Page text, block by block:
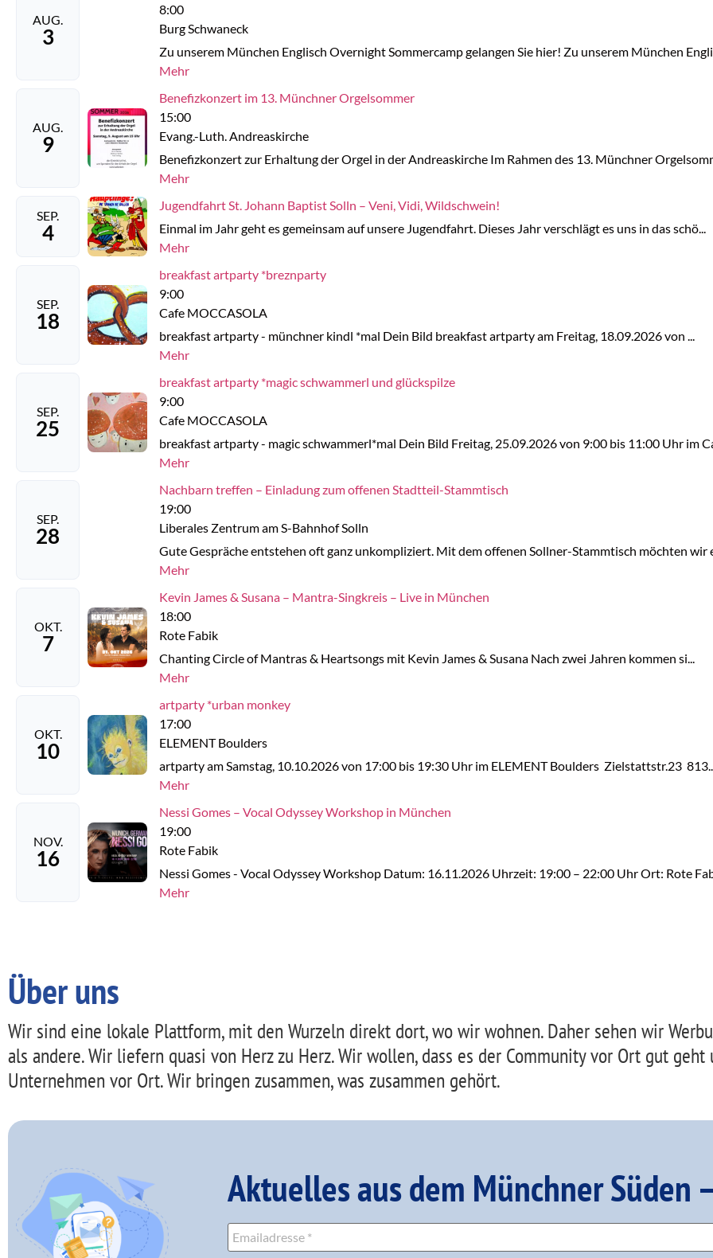
AUG.
3
8:00
Burg Schwaneck
Zu unserem München Englisch Overnight Sommercamp gelangen Sie hier! Zu unserem München
Mehr
AUG.
9
Benefizkonzert im 13. Münchner Orgelsommer
15:00
Evang.-Luth. Andreaskirche
Benefizkonzert zur Erhaltung der Orgel in der Andreaskirche Im Rahmen des 13. Münchner
Mehr
SEP.
4
Jugendfahrt St. Johann Baptist Solln – Veni, Vidi, Wildschwein!
Einmal im Jahr geht es gemeinsam auf unsere Jugendfahrt. Dieses Jahr verschlägt es uns in das schö...
Mehr
SEP.
18
breakfast artparty *breznparty
9:00
Cafe MOCCASOLA
breakfast artparty - münchner kindl *mal Dein Bild breakfast artparty am Freitag, 18.09.2026 von ...
Mehr
SEP.
25
breakfast artparty *magic schwammerl und glückspilze
9:00
Cafe MOCCASOLA
breakfast artparty - magic schwammerl*mal Dein Bild Freitag, 25.09.2026 von 9:00 bis 11:00 Uhr im
Mehr
SEP.
28
Nachbarn treffen – Einladung zum offenen Stadtteil-Stammtisch
19:00
Liberales Zentrum am S-Bahnhof Solln
Gute Gespräche entstehen oft ganz unkompliziert. Mit dem offenen Sollner-Stammtisch möchten wir
Mehr
OKT.
7
Kevin James & Susana – Mantra-Singkreis – Live in München
18:00
Rote Fabik
Chanting Circle of Mantras & Heartsongs mit Kevin James & Susana Nach zwei Jahren kommen si...
Mehr
OKT.
10
artparty *urban monkey
17:00
ELEMENT Boulders
artparty am Samstag, 10.10.2026 von 17:00 bis 19:30 Uhr im ELEMENT Boulders Zielstattstr.23
Mehr
NOV.
16
Nessi Gomes – Vocal Odyssey Workshop in München
19:00
Rote Fabik
Nessi Gomes - Vocal Odyssey Workshop Datum: 16.11.2026 Uhrzeit: 19:00 – 22:00 Uhr Ort: Rote
Mehr
Über uns
Wir sind eine lokale Plattform, mit den Wurzeln direkt dort, wo wir wohnen. Daher sehen wir
als andere. Wir liefern quasi von Herz zu Herz. Wir wollen, dass es der Community vor Ort gut geht
Unternehmen vor Ort. Wir bringen zusammen, was zusammen gehört.
Aktuelles aus dem Münchner Süden